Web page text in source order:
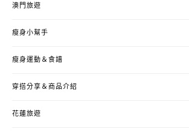
澳門旅遊
瘦身小幫手
瘦身運動＆食譜
穿搭分享＆商品介紹
花蓮旅遊